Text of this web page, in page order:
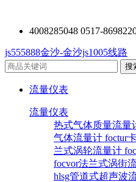
4008285048 0517-
js555888金沙-金沙js1005线路
流量仪表
流量仪表
热式气体质量流量
气体流量计 foctur
兰式涡轮流量计
focvor法兰式涡街
hlsg管道式超声波